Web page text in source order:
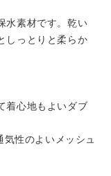
水素材です。乾い
しっとりと柔らか
着心地もよいダブ
性のよいメッシュ